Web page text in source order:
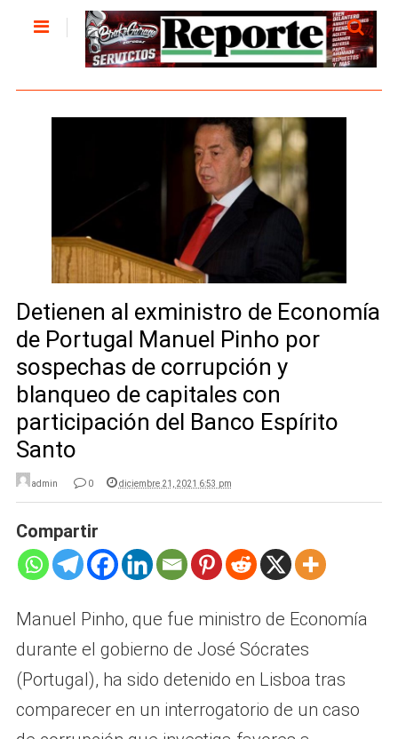
Detienen al exministro de Economía
de Portugal Manuel Pinho por
sospechas de corrupción y
blanqueo de capitales con
participación del Banco Espírito
Santo
admin 0 diciembre 21, 2021 6:53 pm
Compartir
Manuel Pinho, que fue ministro de Economía
durante el gobierno de José Sócrates
(Portugal), ha sido detenido en Lisboa tras
comparecer en un interrogatorio de un caso